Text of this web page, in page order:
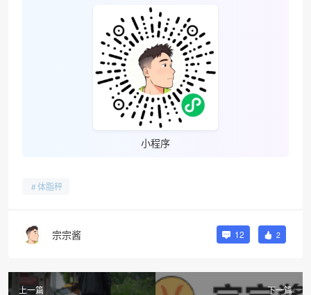
小程序
体脂秤
宗宗酱 12 2
上一篇 下一篇